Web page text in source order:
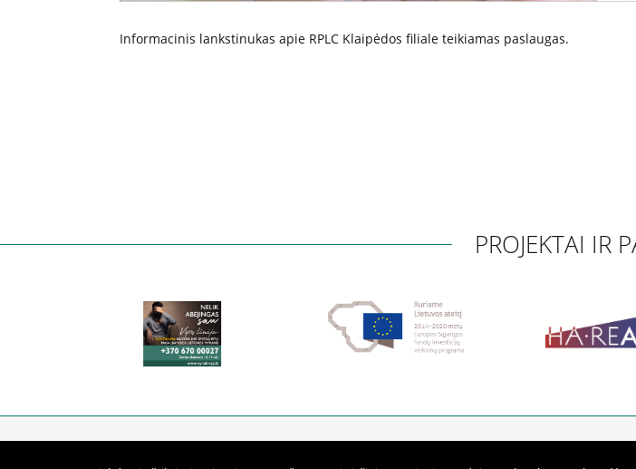
Informacinis lankstinukas apie RPLC Klaipėdos filiale teikiamas paslaugas.
PROJEKTAI IR